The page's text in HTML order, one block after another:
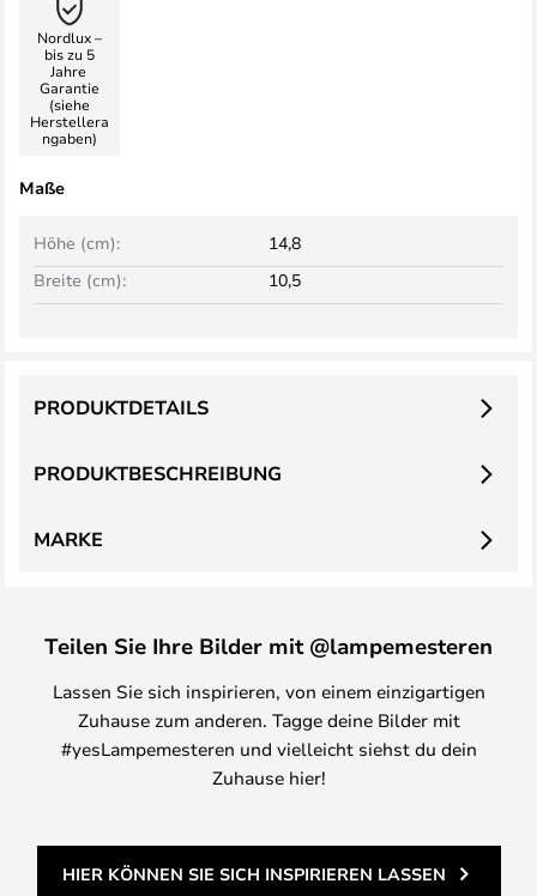
Nordlux –
bis zu 5
Jahre
Garantie
(siehe
Herstellera
ngaben)
Maße
Breite (cm): 10,5
Höhe (cm): 14,8
PRODUKTBESCHREIBUNG
PRODUKTDETAILS
MARKE
Teilen Sie Ihre Bilder mit @lampemesteren
Lassen Sie sich inspirieren, von einem einzigartigen
Zuhause zum anderen. Tagge deine Bilder mit
#yesLampemesteren und vielleicht siehst du dein
Zuhause hier!
HIER KÖNNEN SIE SICH INSPIRIEREN LASSEN